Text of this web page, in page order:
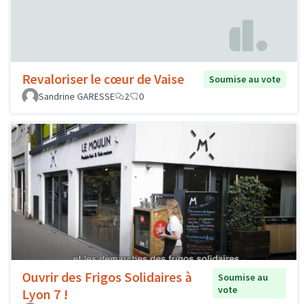
Revaloriser le cœur de Vaise
Soumise au vote
Sandrine GARESSE
2 0
Ouvrir des Frigos Solidaires à
Lyon 7 !
Soumise au
vote